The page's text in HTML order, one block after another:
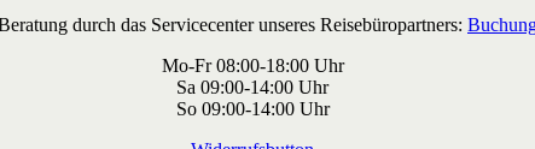
durch das Servicecenter unseres Reisebüropartners:
Mo-Fr 08:00-18:00 Uhr
Sa 09:00-14:00 Uhr
So 09:00-14:00 Uhr